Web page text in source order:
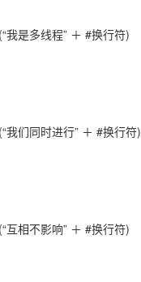
我是多线程” ＋ #换行符)
我们同时进行” ＋ #换行符)
互相不影响” ＋ #换行符)